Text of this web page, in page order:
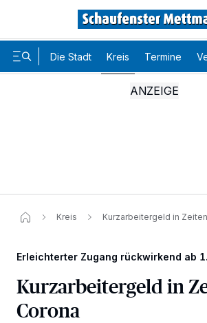
Die Stadt Kreis Termine
Kreis Kurzarbeitergeld in
Erleichterter Zugang rückwirkend ab
Kurzarbeitergeld in
Corona
Wir und unsere
personenbezogene Daten wie Browserdaten